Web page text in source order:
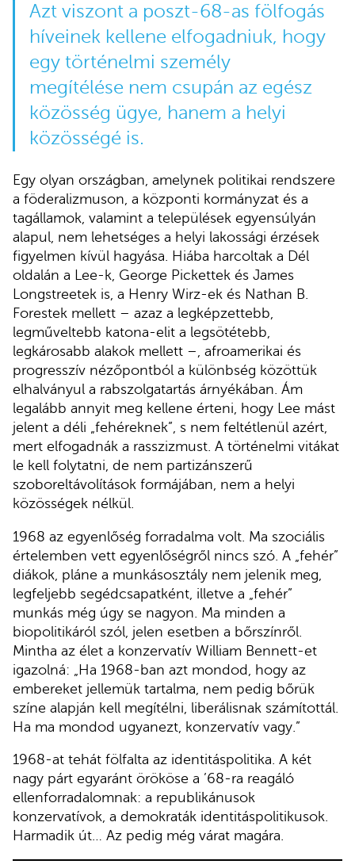
Azt viszont a poszt-68-as fölfogás
híveinek kellene elfogadniuk, hogy
egy történelmi személy
megítélése nem csupán az egész
közösség ügye, hanem a helyi
közösségé is.
Egy olyan országban, amelynek politikai rendszere
a föderalizmuson, a központi kormányzat és a
tagállamok, valamint a települések egyensúlyán
alapul, nem lehetséges a helyi lakossági érzések
figyelmen kívül hagyása. Hiába harcoltak a Dél
oldalán a Lee-k, George Pickettek és James
Longstreetek is, a Henry Wirz-ek és Nathan B.
Forestek mellett – azaz a legképzettebb,
legműveltebb katona-elit a legsötétebb,
legkárosabb alakok mellett –, afroamerikai és
progresszív nézőpontból a különbség közöttük
elhalványul a rabszolgatartás árnyékában. Ám
legalább annyit meg kellene érteni, hogy Lee mást
jelent a déli „fehéreknek”, s nem feltétlenül azért,
mert elfogadnák a rasszizmust. A történelmi vitákat
le kell folytatni, de nem partizánszerű
szoboreltávolítások formájában, nem a helyi
közösségek nélkül.
1968 az egyenlőség forradalma volt. Ma szociális
értelemben vett egyenlőségről nincs szó. A „fehér”
diákok, pláne a munkásosztály nem jelenik meg,
legfeljebb segédcsapatként, illetve a „fehér”
munkás még úgy se nagyon. Ma minden a
biopolitikáról szól, jelen esetben a bőrszínről.
Mintha az élet a konzervatív William Bennett-et
igazolná: „Ha 1968-ban azt mondod, hogy az
embereket jellemük tartalma, nem pedig bőrük
színe alapján kell megítélni, liberálisnak számítottál.
Ha ma mondod ugyanezt, konzervatív vagy.”
1968-at tehát fölfalta az identitáspolitika. A két
nagy párt egyaránt örököse a ’68-ra reagáló
ellenforradalomnak: a republikánusok
konzervatívok, a demokraták identitáspolitikusok.
Harmadik út… Az pedig még várat magára.